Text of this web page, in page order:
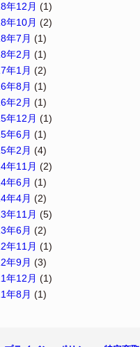
年12月 (1)
年10月 (2)
年7月 (1)
年2月 (1)
年1月 (2)
年8月 (1)
年2月 (1)
年12月 (1)
年6月 (1)
年2月 (4)
年11月 (2)
年6月 (1)
年4月 (2)
年11月 (5)
年6月 (2)
年11月 (1)
年9月 (3)
年12月 (1)
年8月 (1)